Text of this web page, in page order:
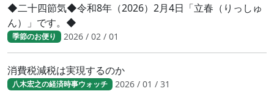
◆二十四節気◆令和8年（2026）2月4日「立春（りっしゅ
ん）」です。◆
季節のお便り 2026 / 02 / 01
消費税減税は実現するのか
八木宏之の経済時事ウォッチ 2026 / 01 / 31